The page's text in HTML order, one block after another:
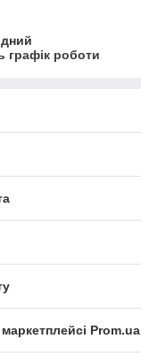
графік роботи
Prom.ua